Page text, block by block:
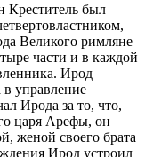
Креститель был
Великого римляне
части и в каждой
Ирод
управление
Ирода за то, что,
царя Арефы, он
женой своего брата
Ирод устроил